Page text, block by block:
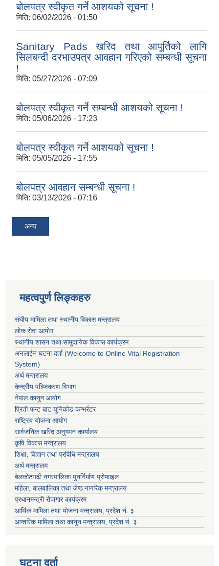
बोलपत्र स्वीकृत गर्ने आशयको सूचना !
मिति: 06/02/2026 - 01:50
Sanitary Pads खरिद तथा आपूर्तिको लागि
सिलबन्दी दरभाउपत्र आवहान गरिएको सम्बन्धी सूचना
!
मिति: 05/27/2026 - 07:09
बोलपत्र स्वीकृत गर्ने सम्बन्धी आशयको सूचना !
मिति: 05/06/2026 - 17:23
बोलपत्र स्वीकृत गर्ने आशयको सूचना !
मिति: 05/05/2026 - 17:55
बोलपत्र आवहान सम्बन्धी सूचना !
मिति: 03/13/2026 - 07:16
अन्य
महत्वपुर्ण लिङ्कहरु
संघीय मामिला तथा स्थानीय विकास मन्त्रालय
लोक सेवा आयोग
स्थानीय शासन तथा सामुदायिक विकास कार्यक्रम
अनलाईन घटना दर्ता (Welcome to Online Vital Registration
System)
अर्थ मन्त्रालय
केन्द्रीय पञ्जिकरण विभाग
नेपाल कानुन आयोग
प्रिती फन्ट बाट युनिकोड कन्भर्रटर
राष्ट्रिय योजना आयोग
सार्वजनिक खरिद अनुगमन कार्यालय
कृषि विकास मन्त्रालय
शिक्षा, विज्ञान तथा प्रविधि मन्त्रालय
अर्थ मन्त्रालय
बेलकोटगढी नगरपालिका पुनर्निर्माण प्रोफाइल
महिला, बालबालिका तथा जेष्ठ नागरिक मन्त्रालय
प्रधानमन्त्री रोजगार कार्यक्रम
आर्थिक मामिला तथा योजना मन्त्रालय, प्रदेश नं. ३
आन्तरिक मामिला तथा कानुन मन्त्रालय, प्रदेश नं. ३
घटना दर्ता